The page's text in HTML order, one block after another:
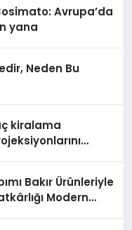
Avrupa’da
yana
Neden Bu
kiralama
Bakır Ürünleriyle
Modern